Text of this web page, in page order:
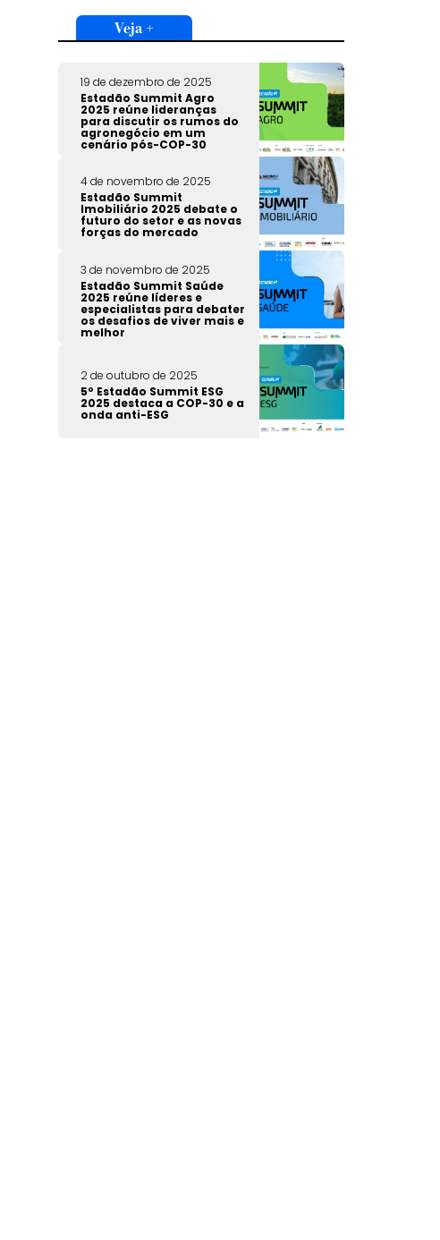
Veja +
19 de dezembro de 2025
Estadão Summit Agro
2025 reúne lideranças
para discutir os rumos do
agronegócio em um
cenário pós-COP-30
4 de novembro de 2025
Estadão Summit
Imobiliário 2025 debate o
futuro do setor e as novas
forças do mercado
3 de novembro de 2025
Estadão Summit Saúde
2025 reúne líderes e
especialistas para debater
os desafios de viver mais e
melhor
2 de outubro de 2025
5º Estadão Summit ESG
2025 destaca a COP-30 e a
onda anti-ESG